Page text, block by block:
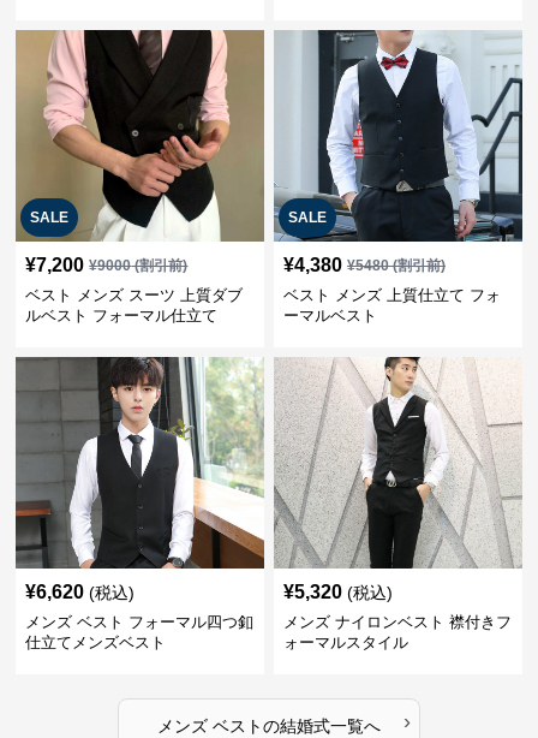
SALE
¥7,200 ¥9000(割引前)
ベスト メンズ スーツ 上質ダブ
ルベスト フォーマル仕立て
SALE
¥4,380 ¥5480(割引前)
ベスト メンズ 上質仕立て フォ
ーマルベスト
¥6,620 (税込)
メンズ ベスト フォーマル四つ釦
仕立てメンズベスト
¥5,320 (税込)
メンズ ナイロンベスト 襟付きフ
ォーマルスタイル
メンズ ベストの結婚式一覧へ ›